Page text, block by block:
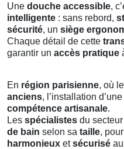
Une douche accessible,
intelligente : sans rebord,
sécurité, un siège
Chaque détail de cette
garantir un accès pratique
En région parisienne, où
anciens, l’installation d’une
compétence artisanale.
Les spécialistes du
de bain selon sa taille,
harmonieux etsécurisé